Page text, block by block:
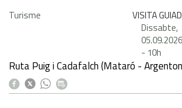
Turisme
VISITA
Dissabte,
05.09.2026
- 10h
Ruta Puig i Cadafalch (Mataró -